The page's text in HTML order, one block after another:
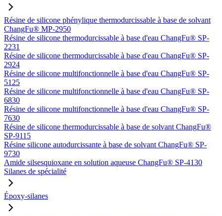
Résine de silicone phénylique thermodurcissable à base de solvant
ChangFu® MP-2950
Résine de silicone thermodurcissable à base d'eau ChangFu® SP-
2231
Résine de silicone thermodurcissable à base d'eau ChangFu® SP-
2924
Résine de silicone multifonctionnelle à base d'eau ChangFu® SP-
5125
Résine de silicone multifonctionnelle à base d'eau ChangFu® SP-
6830
Résine de silicone multifonctionnelle à base d'eau ChangFu® SP-
7630
Résine de silicone thermodurcissable à base de solvant ChangFu®
SP-9115
Résine silicone autodurcissante à base de solvant ChangFu® SP-
9730
Amide silsesquioxane en solution aqueuse ChangFu® SP-4130
Silanes de spécialité
Époxy-silanes